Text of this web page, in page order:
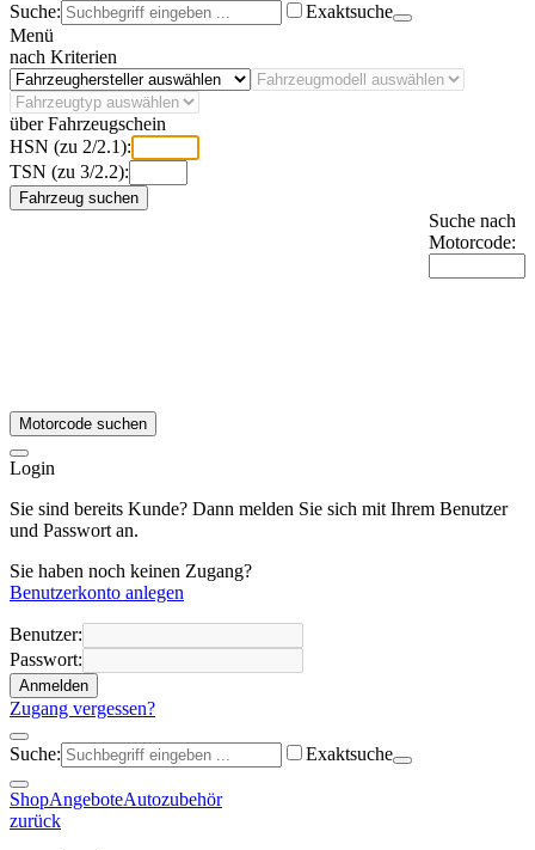
Suche:
Exaktsuche
Menü
nach Kriterien
über Fahrzeugschein
HSN (zu 2/2.1):
TSN (zu 3/2.2):
Fahrzeug suchen
Suche nach
Motorcode:
Motorcode suchen
Login
Sie sind bereits Kunde? Dann melden Sie sich mit Ihrem Benutzer
und Passwort an.
Sie haben noch keinen Zugang?
Benutzerkonto anlegen
Benutzer:
Passwort:
Anmelden
Zugang vergessen?
Suche: Exaktsuche
ShopAngeboteAutozubehör
zurück